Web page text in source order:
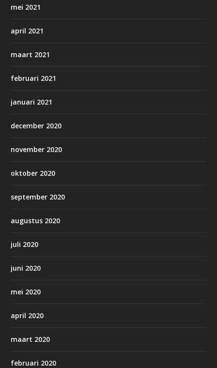
mei 2021
april 2021
maart 2021
februari 2021
januari 2021
december 2020
november 2020
oktober 2020
september 2020
augustus 2020
juli 2020
juni 2020
mei 2020
april 2020
maart 2020
februari 2020